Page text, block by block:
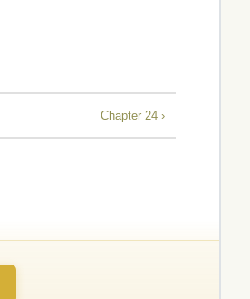
Chapter 24 ›